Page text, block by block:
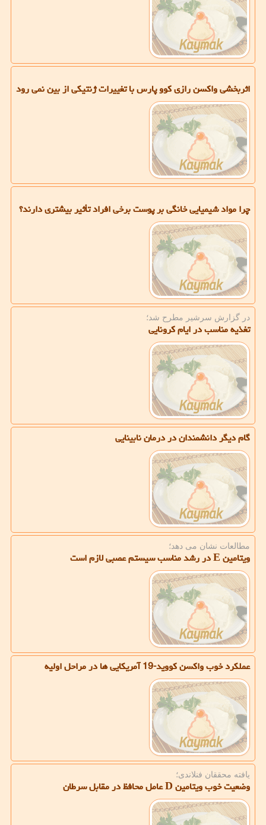
اثربخشی واكسن رازی كوو پارس با تغییرات ژنتیكی از بین نمی رود
چرا مواد شیمیایی خانگی بر پوست برخی افراد تأثیر بیشتری دارند؟
در گزارش سرشیر مطرح شد؛
تغذیه مناسب در ایام كرونایی
گام دیگر دانشمندان در درمان نابینایی
مطالعات نشان می دهد؛
ویتامین E در رشد مناسب سیستم عصبی لازم است
عملكرد خوب واكسن كووید-19 آمریكایی ها در مراحل اولیه
یافته محققان فنلاندی؛
وضعیت خوب ویتامین D عامل محافظ در مقابل سرطان